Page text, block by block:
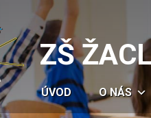
ZŠ
ÚVOD O NÁS